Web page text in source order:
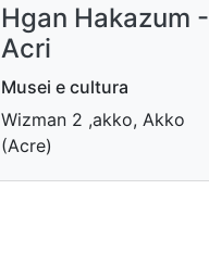
Hgan Hakazum -
Acri
Musei e cultura
Wizman 2 ,akko, Akko
(Acre)